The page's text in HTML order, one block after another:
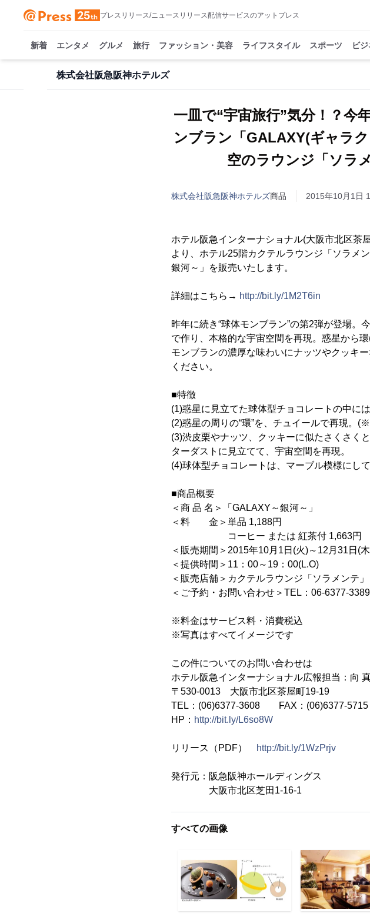
プレスリリース/ニュースリリース配信サービスのアットプレス
新着 エンタメ グルメ 旅行 ファッション・美容 ライフスタイル スポーツ ビ
株式会社阪急阪神ホテルズ
一皿で“宇宙旅行”気分！？今
ンブラン「GALAXY(ギャラ
空のラウンジ「ソラ
株式会社阪急阪神ホテルズ商品 2015年10月1日
ホテル阪急インターナショナル(大阪市北区
より、ホテル25階カクテルラウンジ「ソラメ
銀河～」を販売いたします。
詳細はこちら→ http://bit.ly/1M2T6in
昨年に続き“球体モンブラン”の第2弾が登場
で作り、本格的な宇宙空間を再現。惑星から
モンブランの濃厚な味わいにナッツやクッキ
ください。
■特徴
(1)惑星に見立てた球体型チョコレートの中に
(2)惑星の周りの“環”を、チュイールで再現。
(3)渋皮栗やナッツ、クッキーに似たさくさく
ターダストに見立てて、宇宙空間を再現。
(4)球体型チョコレートは、マーブル模様にし
■商品概要
＜商 品 名＞「GALAXY～銀河～」
＜料 金＞単品 1,188円
コーヒー または 紅茶付 1,663円
＜販売期間＞2015年10月1日(火)～12月31日(
＜提供時間＞11：00～19：00(L.O)
＜販売店舗＞カクテルラウンジ「ソラメンテ」
＜ご予約・お問い合わせ＞TEL：06-6377-
※料金はサービス料・消費税込
※写真はすべてイメージです
この件についてのお問い合わせは
ホテル阪急インターナショナル広報担当：向
〒530-0013 大阪市北区茶屋町19-19
TEL：(06)6377-3608 FAX：(06)6377-5715
HP： http://bit.ly/L6so8W
リリース（PDF） http://bit.ly/1WzPrjv
発行元：阪急阪神ホールディングス
大阪市北区芝田1-16-1
すべての画像